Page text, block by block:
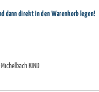
dann direkt in den Warenkorb legen!
KIND